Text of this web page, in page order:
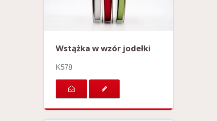
Wstążka w wzór jodełki
K578